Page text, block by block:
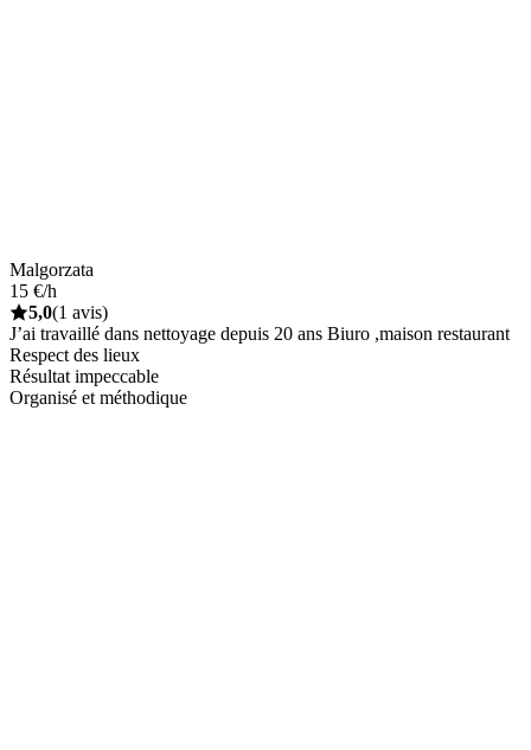
Malgorzata
15 €/h
5,0(1 avis)
J’ai travaillé dans nettoyage depuis 20 ans Biuro ,maison restaurant
Respect des lieux
Résultat impeccable
Organisé et méthodique